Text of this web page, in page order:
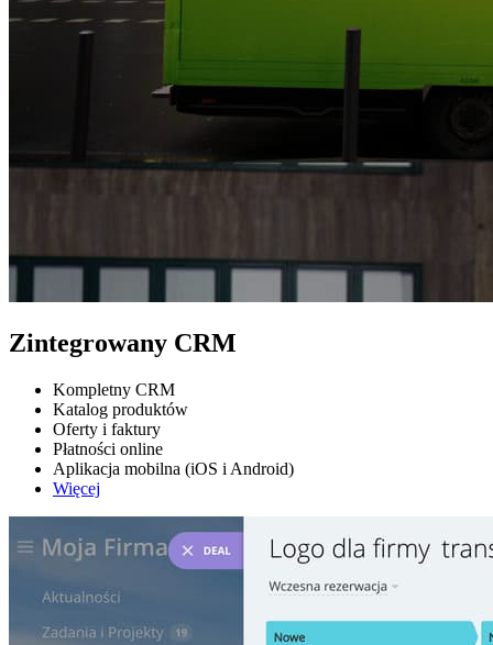
Zintegrowany CRM
Kompletny CRM
Katalog produktów
Oferty i faktury
Płatności online
Aplikacja mobilna (iOS i Android)
Więcej